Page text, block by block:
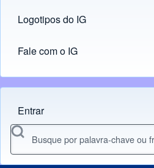
Logotipos do IG
(opens in new tab)
Fale com o IG
Menu do usuário
Entrar
Search